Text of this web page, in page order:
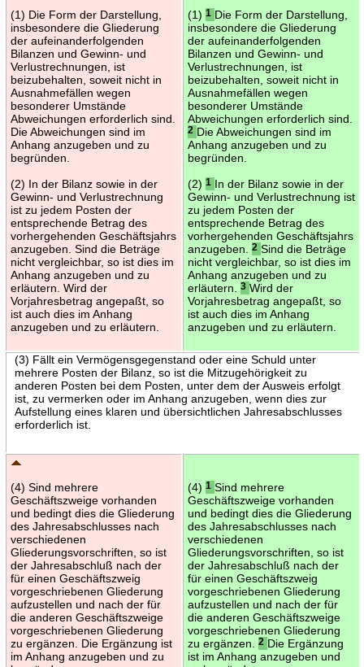
(1) Die Form der Darstellung,
insbesondere die Gliederung
der aufeinanderfolgenden
Bilanzen und Gewinn- und
Verlustrechnungen, ist
beizubehalten, soweit nicht in
Ausnahmefällen wegen
besonderer Umstände
Abweichungen erforderlich sind.
Die Abweichungen sind im
Anhang anzugeben und zu
begründen.
(2) In der Bilanz sowie in der
Gewinn- und Verlustrechnung
ist zu jedem Posten der
entsprechende Betrag des
vorhergehenden Geschäftsjahrs
anzugeben. Sind die Beträge
nicht vergleichbar, so ist dies im
Anhang anzugeben und zu
erläutern. Wird der
Vorjahresbetrag angepaßt, so
ist auch dies im Anhang
anzugeben und zu erläutern.
(1) 1 Die Form der Darstellung,
insbesondere die Gliederung
der aufeinanderfolgenden
Bilanzen und Gewinn- und
Verlustrechnungen, ist
beizubehalten, soweit nicht in
Ausnahmefällen wegen
besonderer Umstände
Abweichungen erforderlich sind.
2 Die Abweichungen sind im
Anhang anzugeben und zu
begründen.
(2) 1 In der Bilanz sowie in der
Gewinn- und Verlustrechnung ist
zu jedem Posten der
entsprechende Betrag des
vorhergehenden Geschäftsjahrs
anzugeben.
2 Sind die Beträge
nicht vergleichbar, so ist dies im
Anhang anzugeben und zu
erläutern.
3 Wird der
Vorjahresbetrag angepaßt, so
ist auch dies im Anhang
anzugeben und zu erläutern.
(3) Fällt ein Vermögensgegenstand oder eine Schuld unter
mehrere Posten der Bilanz, so ist die Mitzugehörigkeit zu
anderen Posten bei dem Posten, unter dem der Ausweis erfolgt
ist, zu vermerken oder im Anhang anzugeben, wenn dies zur
Aufstellung eines klaren und übersichtlichen Jahresabschlusses
erforderlich ist.
(4) Sind mehrere
Geschäftszweige vorhanden
und bedingt dies die Gliederung
des Jahresabschlusses nach
verschiedenen
Gliederungsvorschriften, so ist
der Jahresabschluß nach der
für einen Geschäftszweig
vorgeschriebenen Gliederung
aufzustellen und nach der für
die anderen Geschäftszweige
vorgeschriebenen Gliederung
zu ergänzen. Die Ergänzung ist
im Anhang anzugeben und zu
(4) 1 Sind mehrere
Geschäftszweige vorhanden
und bedingt dies die Gliederung
des Jahresabschlusses nach
verschiedenen
Gliederungsvorschriften, so ist
der Jahresabschluß nach der
für einen Geschäftszweig
vorgeschriebenen Gliederung
aufzustellen und nach der für
die anderen Geschäftszweige
vorgeschriebenen Gliederung
zu ergänzen.
2 Die Ergänzung
ist im Anhang anzugeben und